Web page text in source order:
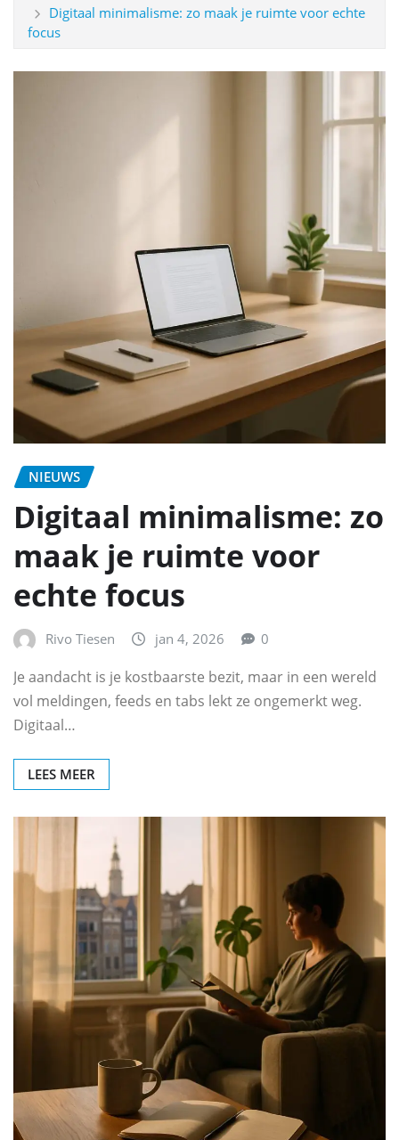
Digitaal minimalisme: zo maak je ruimte voor echte
focus
NIEUWS
Digitaal minimalisme: zo
maak je ruimte voor
echte focus
Rivo Tiesen jan 4, 2026 0
Je aandacht is je kostbaarste bezit, maar in een wereld
vol meldingen, feeds en tabs lekt ze ongemerkt weg.
Digitaal…
LEES MEER